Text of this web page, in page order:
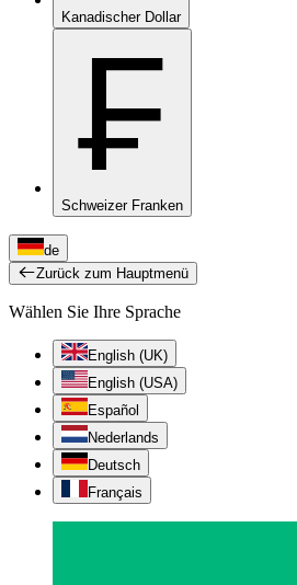
Kanadischer Dollar
₣
Schweizer Franken
de
Zurück zum Hauptmenü
Wählen Sie Ihre Sprache
English (UK)
English (USA)
Español
Nederlands
Deutsch
Français